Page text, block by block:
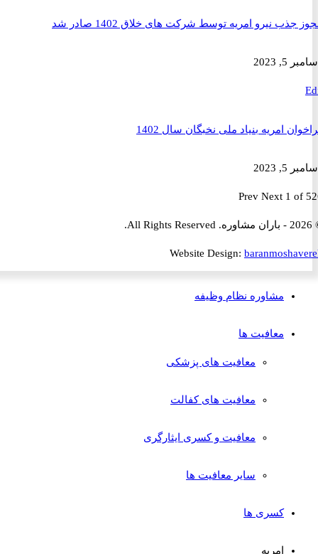
نیرو امریه توسط شرکت های خلاق 1402 صادر شد
امریه بنیاد ملی نخبگان سال 1402
PrevNext 1
Website Design:
مشاوره نظام وظیفه
معافیت ها
معافیت های پزشکی
معافیت های کفالت
معافیت و کسری ایثارگری
سایر معافیت ها
کسری ها
امریه